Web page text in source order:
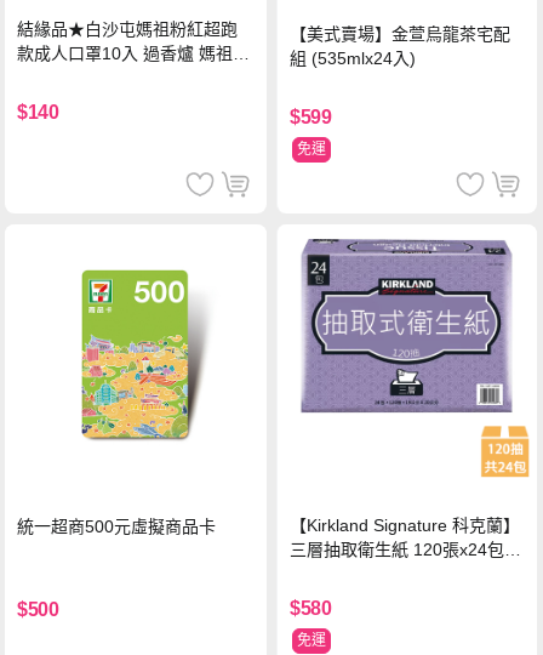
結緣品★白沙屯媽祖粉紅超跑
款成人口罩10入 過香爐 媽祖加
$140
【美式賣場】金萱烏龍茶宅配
組 (535mlx24入)
$599
免運
統一超商500元虛擬商品卡
$500
【Kirkland Signature 科克蘭】
三層抽取衛生紙 120張x24包x1
$580
免運